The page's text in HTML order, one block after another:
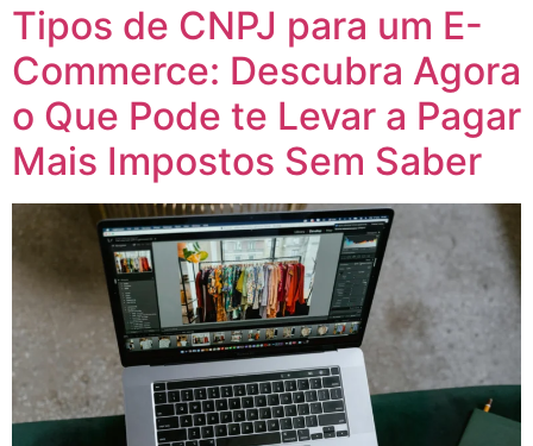
Tipos de CNPJ para um E-
Commerce: Descubra Agora
o Que Pode te Levar a Pagar
Mais Impostos Sem Saber